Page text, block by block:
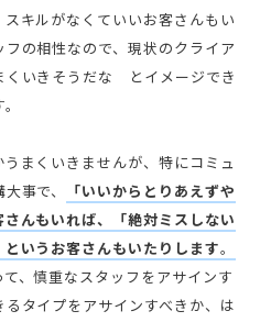
キルがなくていいお客さんもい
の相性なので、現状のクライア
くいきそうだな とイメージでき
まくいきませんが、特にコミュ
事で、
「いいからとりあえずや
んもいれば、「絶対ミスしない
いうお客さんもいたりします。
、慎重なスタッフをアサインす
タイプをアサインすべきか、は